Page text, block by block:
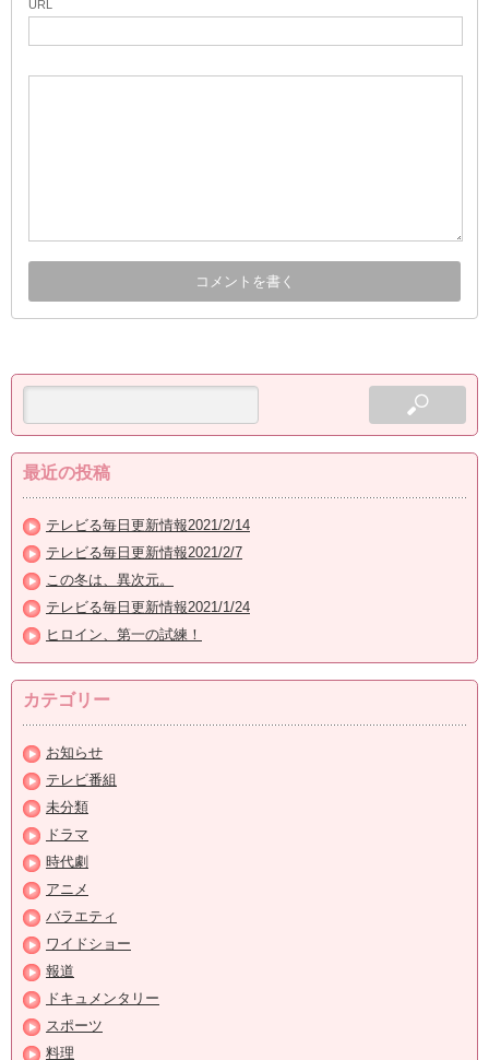
URL
最近の投稿
テレビる毎日更新情報2021/2/14
テレビる毎日更新情報2021/2/7
この冬は、異次元。
テレビる毎日更新情報2021/1/24
ヒロイン、第一の試練！
カテゴリー
お知らせ
テレビ番組
未分類
ドラマ
時代劇
アニメ
バラエティ
ワイドショー
報道
ドキュメンタリー
スポーツ
料理